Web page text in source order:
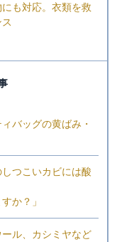
も対応。衣類を救
バッグの黄ばみ・
つこいカビには酸
か？」
ル、カシミヤなど